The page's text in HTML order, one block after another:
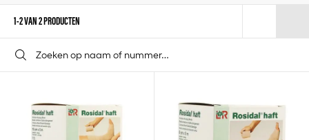
1-2 VAN 2 PRODUCTEN